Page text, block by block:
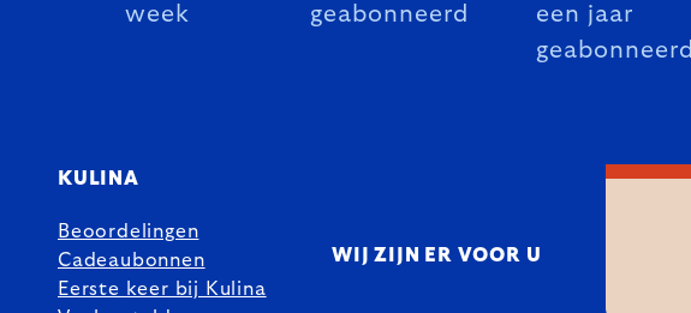
week
geabonneerd
een jaar
geabonneerd
KULINA
Beoordelingen
Cadeaubonnen
Eerste keer bij Kulina
WIJ ZIJN ER VOOR U